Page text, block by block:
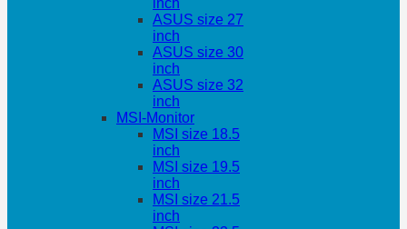
inch
ASUS size 27
inch
ASUS size 30
inch
ASUS size 32
inch
MSI-Monitor
MSI size 18.5
inch
MSI size 19.5
inch
MSI size 21.5
inch